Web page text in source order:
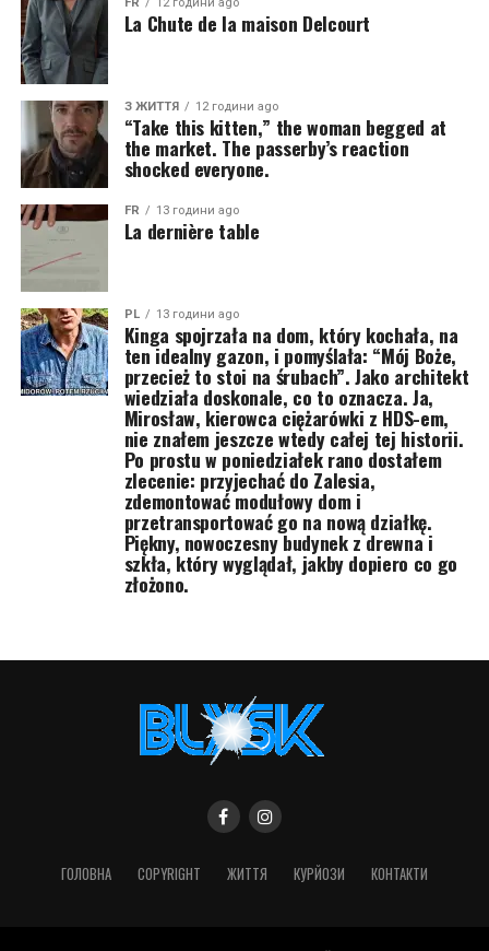
La Chute de la maison Delcourt
З ЖИТТЯ 12 години ago
“Take this kitten,” the woman begged at
the market. The passerby’s reaction
shocked everyone.
FR 13 години ago
La dernière table
PL 13 години ago
Kinga spojrzała na dom, który kochała, na
ten idealny gazon, i pomyślała: “Mój Boże,
przecież to stoi na śrubach”. Jako architekt
wiedziała doskonale, co to oznacza. Ja,
Mirosław, kierowca ciężarówki z HDS-em,
nie znałem jeszcze wtedy całej tej historii.
Po prostu w poniedziałek rano dostałem
zlecenie: przyjechać do Zalesia,
zdemontować modułowy dom i
przetransportować go na nową działkę.
Piękny, nowoczesny budynek z drewna i
szkła, który wyglądał, jakby dopiero co go
złożono.
ГОЛОВНА COPYRIGHT ЖИТТЯ КУРЙОЗИ КОНТАКТИ